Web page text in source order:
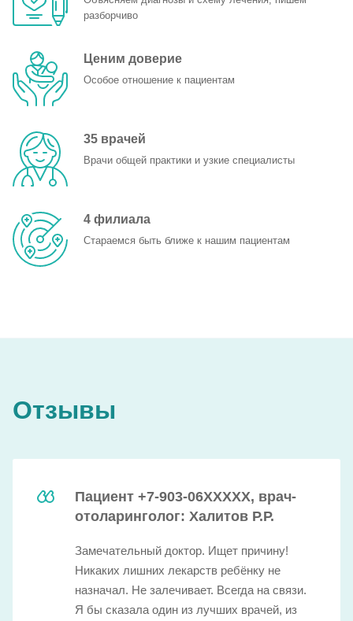
разборчиво
Ценим доверие
Особое отношение к пациентам
35 врачей
Врачи общей практики и узкие специалисты
4 филиала
Стараемся быть ближе к нашим пациентам
Отзывы
Пациент +7-903-06XXXXX, врач-
отоларинголог: Халитов Р.Р.
Замечательный доктор. Ищет причину!
Никаких лишних лекарств ребёнку не
назначал. Не залечивает. Всегда на связи.
Я бы сказала один из лучших врачей, из